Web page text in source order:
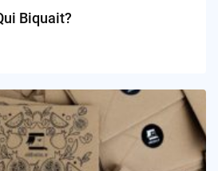
Biquait?